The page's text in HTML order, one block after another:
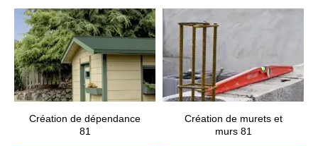
Création de dépendance
81
Création de murets et
murs 81